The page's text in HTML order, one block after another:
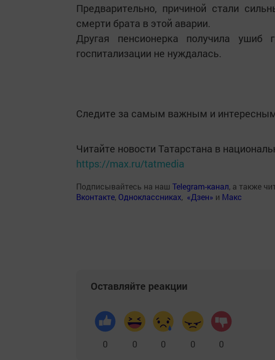
Предварительно, причиной стали
смерти брата в этой аварии.
Другая пенсионерка получила
госпитализации не нуждалась.
Следите за самым важным и
Читайте новости Татарстана в
https://max.ru/tatmedia
Подписывайтесь на наш Telegram-канал, а также
Вконтакте, Одноклассниках, «Дзен» и Макс
Оставляйте реакции
0 0 0 0 0